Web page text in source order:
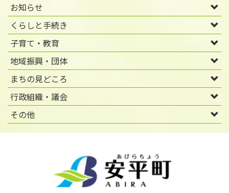
お知らせ
くらしと手続き
子育て・教育
地域振興・団体
まちの見どころ
行政組織・議会
その他